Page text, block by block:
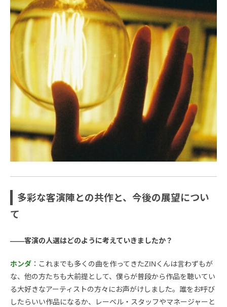
多彩な客演陣との共作と、今後の展望につい
て
――客演の人選はどのように考えていきましたか？
ホンダ ：これまでも多くの曲を作ってきたZINくんは言わずもが
な、他の方たちも大前提として、僕らが普段から作品を聴いてい
る大好きなアーティストの方々にお声がけしました。誰をお呼び
したらいい作品になるか、レーベル・スタッフやマネージャーと